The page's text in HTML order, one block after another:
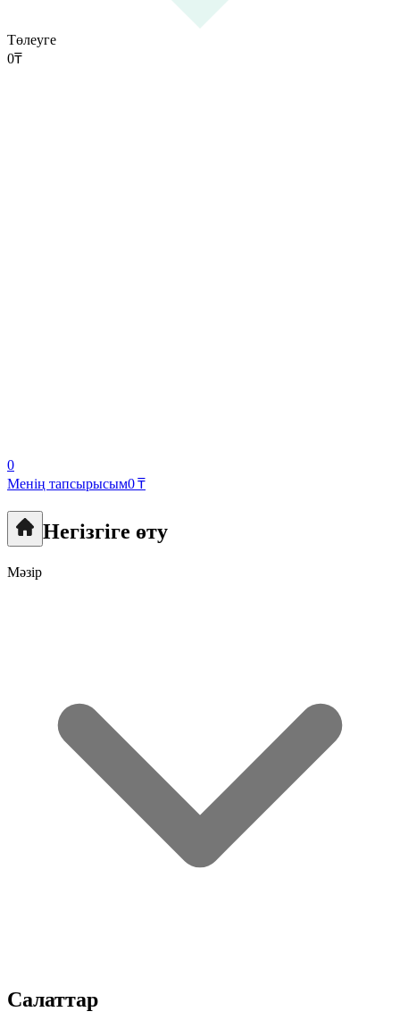
Төлеуге
0₸
0
Менің тапсырысым0 ₸
Негізгіге өту
Мәзір
Салаттар